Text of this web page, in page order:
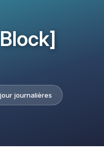
journalières